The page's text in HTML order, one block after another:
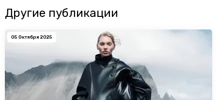
Другие публикации
05 Октября 2025